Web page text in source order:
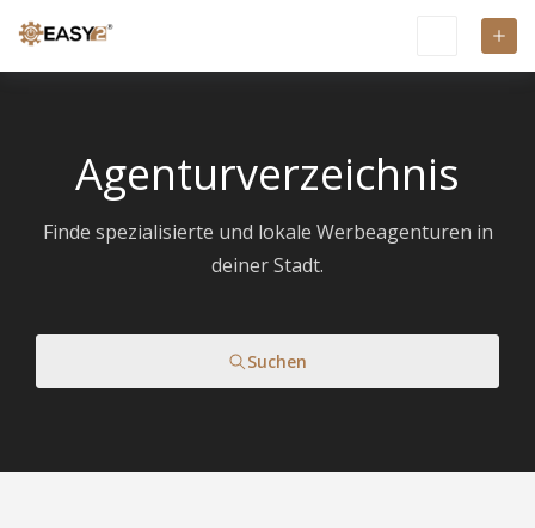
Agenturverzeichnis
Finde spezialisierte und lokale Werbeagenturen in
deiner Stadt.
Suchen